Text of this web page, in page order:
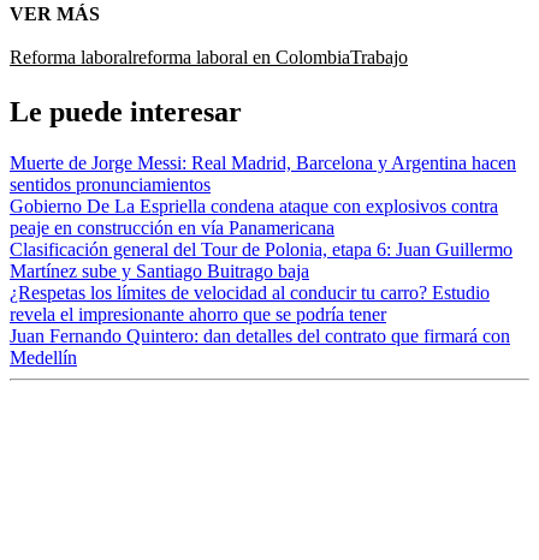
VER MÁS
Reforma laboralreforma laboral en ColombiaTrabajo
Le puede interesar
Muerte de Jorge Messi: Real Madrid, Barcelona y Argentina hacen
sentidos pronunciamientos
Gobierno De La Espriella condena ataque con explosivos contra
peaje en construcción en vía Panamericana
Clasificación general del Tour de Polonia, etapa 6: Juan Guillermo
Martínez sube y Santiago Buitrago baja
¿Respetas los límites de velocidad al conducir tu carro? Estudio
revela el impresionante ahorro que se podría tener
Juan Fernando Quintero: dan detalles del contrato que firmará con
Medellín